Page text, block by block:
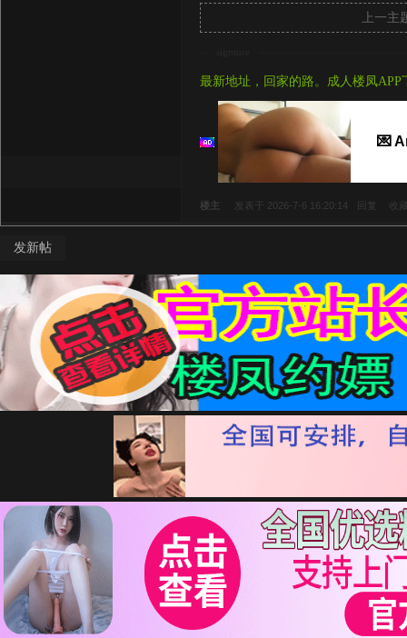
上一主
最新地址，回家的路。成人楼凤APP
💌
楼主 发表于 2026-7-6 16:20:14 回复 收
发新帖